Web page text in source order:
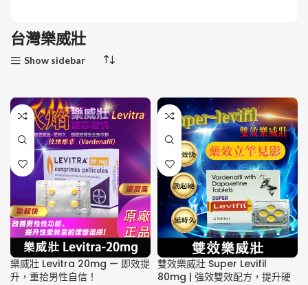
台灣樂威壯
Show sidebar
樂威壯 Levitra 20mg — 即效提
升，重拾男性自信！
雙效樂威壯 Super Levifil
80mg | 強效雙效配方，提升硬